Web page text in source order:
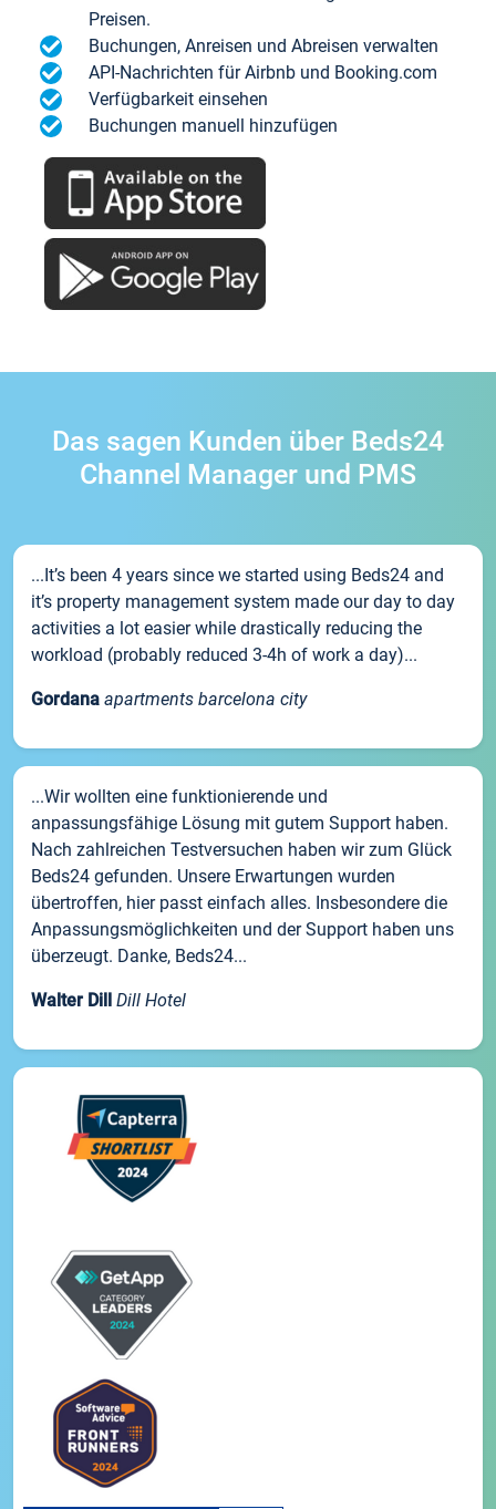
Preisen.
Buchungen, Anreisen und Abreisen verwalten
API-Nachrichten für Airbnb und Booking.com
Verfügbarkeit einsehen
Buchungen manuell hinzufügen
Das sagen Kunden über Beds24
Channel Manager und PMS
...It’s been 4 years since we started using Beds24 and
it’s property management system made our day to day
activities a lot easier while drastically reducing the
workload (probably reduced 3-4h of work a day)...
Gordana apartments barcelona city
...Wir wollten eine funktionierende und
anpassungsfähige Lösung mit gutem Support haben.
Nach zahlreichen Testversuchen haben wir zum Glück
Beds24 gefunden. Unsere Erwartungen wurden
übertroffen, hier passt einfach alles. Insbesondere die
Anpassungsmöglichkeiten und der Support haben uns
überzeugt. Danke, Beds24...
Walter Dill Dill Hotel